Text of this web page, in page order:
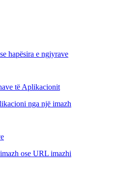
hapësira e ngjyrave
të Aplikacionit
nga një imazh
ose URL imazhi